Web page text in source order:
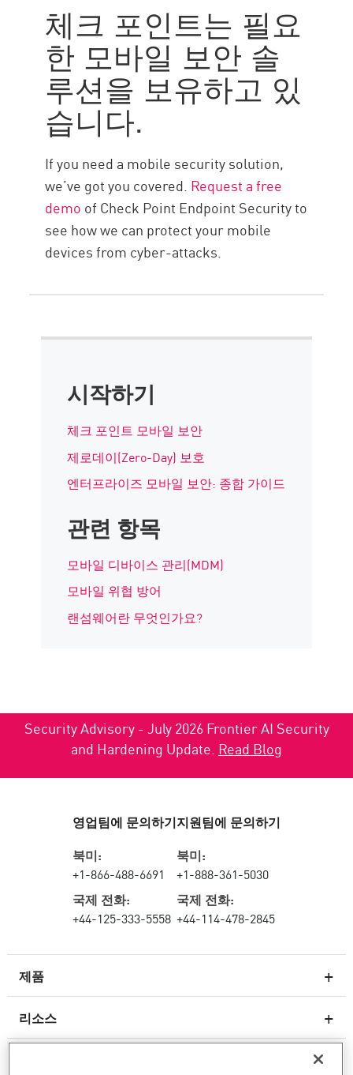
체크 포인트는 필요
한 모바일 보안 솔
루션을 보유하고 있
습니다.
If you need a mobile security solution,
we’ve got you covered. Request a free
demo of Check Point Endpoint Security to
see how we can protect your mobile
devices from cyber-attacks.
시작하기
체크 포인트 모바일 보안
제로데이(Zero-Day) 보호
엔터프라이즈 모바일 보안: 종합 가이드
관련 항목
모바일 디바이스 관리(MDM)
모바일 위협 방어
랜섬웨어란 무엇인가요?
Security Advisory - July 2026 Frontier AI Security
and Hardening Update. Read Blog
제품
차세대 방화벽
리소스
영업팀에 문의하기
북미:
+1-866-488-6691
국제 전화:
+44-125-333-5558
지원팀에 문의하기
북미:
+1-888-361-5030
국제 전화:
+44-114-478-2845